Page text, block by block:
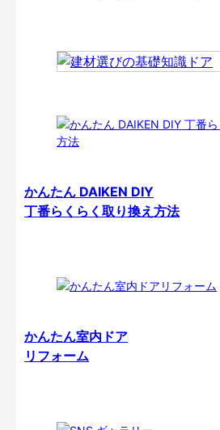
かんたん DAIKEN DIY
丁番らくらく取り換え方法
かんたん室内ドア
リフォーム